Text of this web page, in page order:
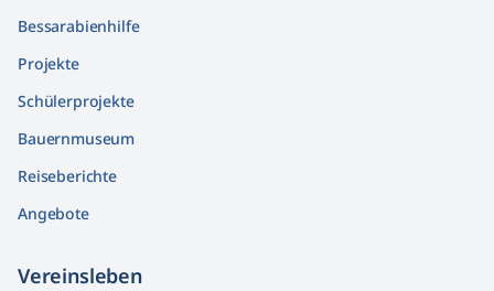
Bessarabienhilfe
Projekte
Schülerprojekte
Bauernmuseum
Reiseberichte
Angebote
Vereinsleben